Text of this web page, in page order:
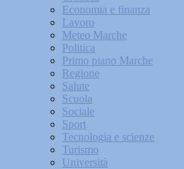
Economia e finanza
Lavoro
Meteo Marche
Politica
Primo piano Marche
Regione
Salute
Scuola
Sociale
Sport
Tecnologia e scienze
Turismo
Università